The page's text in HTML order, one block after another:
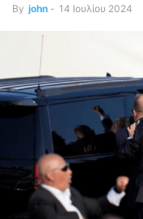
By john - 14 Ιουλίου 2024